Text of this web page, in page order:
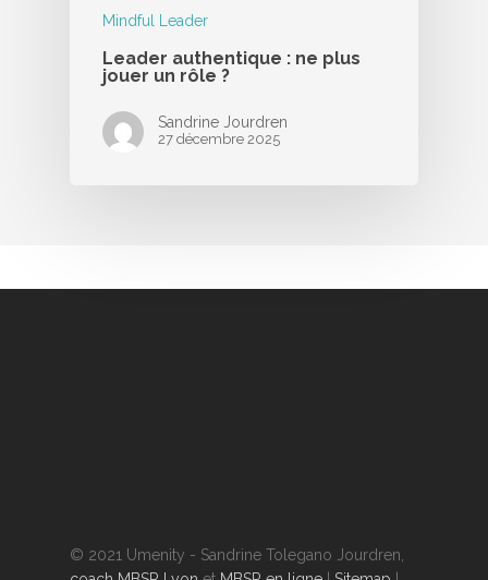
Mindful Leader
Leader authentique : ne plus
jouer un rôle ?
Sandrine Jourdren
27 décembre 2025
© 2021 Umenity - Sandrine Tolegano Jourdren,